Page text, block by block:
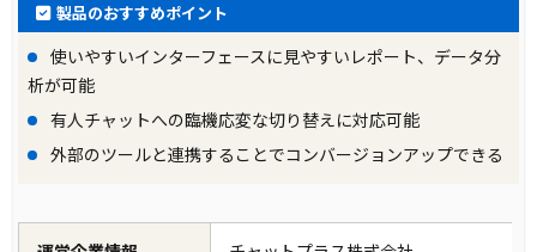
製品のおすすめポイント
使いやすいインターフェースに見やすいレポート、データ分
析が可能
有人チャットへの臨機応変な切り替えに対応可能
外部のツールと連携することでコンバージョンアップできる